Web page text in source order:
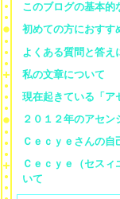
このブログの基本的
初めての方におすす
よくある質問と答え
私の文章について
現在起きている「ア
２０１２年のアセン
Ｃｅｃｙｅさんの自
Ｃｅｃｙｅ（セス
いて